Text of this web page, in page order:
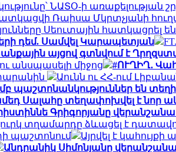
ՆԱՏՕ-ի առաքելության
Ռաիսա Մկրտչյանի
Սեուտային հատկացրել
դեմ. Սամվել Կարապետյան
այցով գտնվում է
անսպասելի միջոց
#ՈՒՂԻՂ․
Աունն ու ՀՀ-ում
պաշտոնանկություններ են տեղի
Սալահը տեղափոխվել է նոր
Գրիգորյանը
տղամարդը ձևացել է
պաշտոնում
Այրվել է
Անդրանիկ Սիմոնյանը